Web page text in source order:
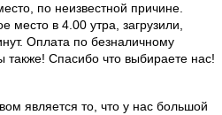
по неизвестной причине.
место в 4.00 утра, загрузили,
Оплата по безналичному
также! Спасибо что выбираете нас!
является то, что у нас большой